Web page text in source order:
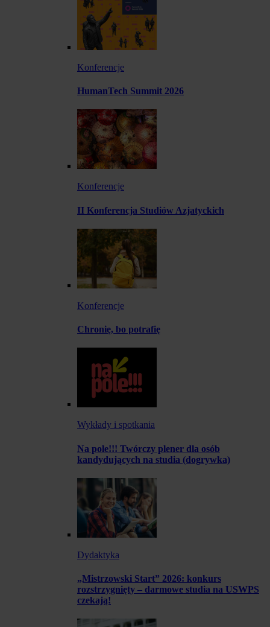
Konferencje
HumanTech Summit 2026
Konferencje
II Konferencja Studiów Azjatyckich
Konferencje
Chronię, bo potrafię
Wykłady i spotkania
Na pole!!! Twórczy plener dla osób
kandydujących na studia (dogrywka)
Dydaktyka
„Mistrzowski Start” 2026: konkurs
rozstrzygnięty – darmowe studia na USWPS
czekają!